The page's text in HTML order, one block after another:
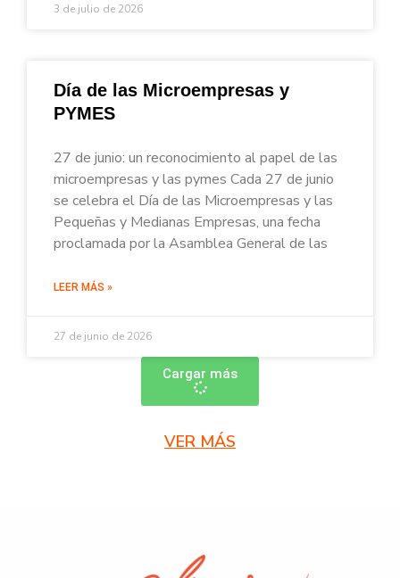
3 de julio de 2026
Día de las Microempresas y
PYMES
27 de junio: un reconocimiento al papel de las
microempresas y las pymes Cada 27 de junio
se celebra el Día de las Microempresas y las
Pequeñas y Medianas Empresas, una fecha
proclamada por la Asamblea General de las
LEER MÁS »
27 de junio de 2026
Cargar más
VER MÁS